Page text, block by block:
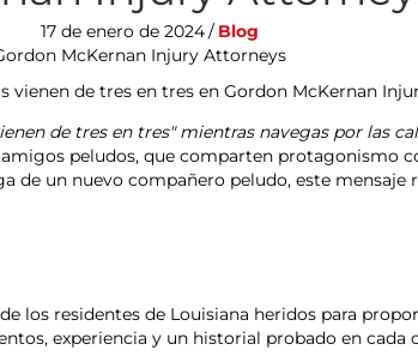
17 de enero de 2024/ Blog
McKernan Injury Attorneys
de tres en tres" mientras navegas por las
peludos, que comparten protagonismo
de un nuevo compañero peludo, este mensaje
los residentes de Louisiana heridos para
experiencia y un historial probado en cada